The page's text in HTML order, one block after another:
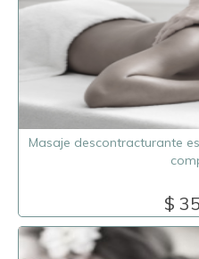
Masaje descontracturante
$